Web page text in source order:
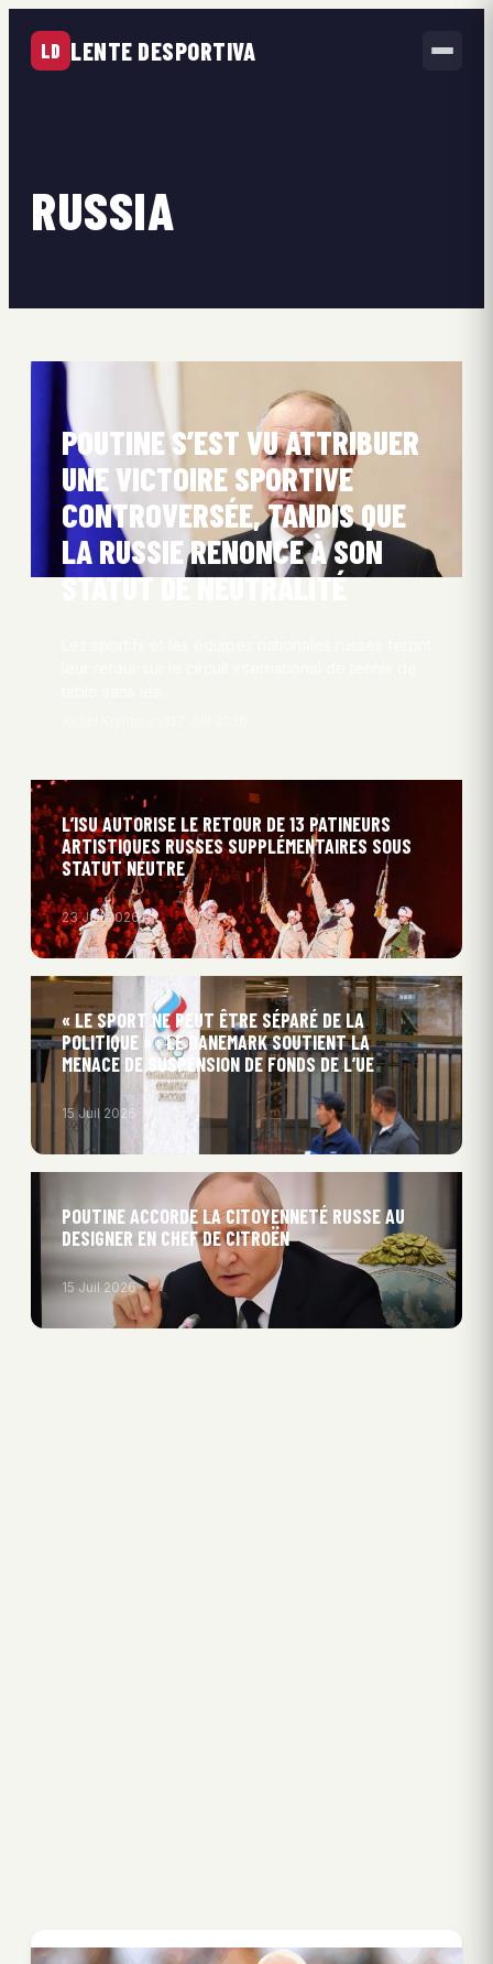
LD LENTE DESPORTIVA
RUSSIA
POUTINE S’EST VU ATTRIBUER
UNE VICTOIRE SPORTIVE
CONTROVERSÉE, TANDIS QUE
LA RUSSIE RENONCE À SON
STATUT DE NEUTRALITÉ
L’ISU AUTORISE LE RETOUR DE 13 PATINEURS
ARTISTIQUES RUSSES SUPPLÉMENTAIRES SOUS
STATUT NEUTRE
23 Juil 2026
« LE SPORT NE PEUT ÊTRE SÉPARÉ DE LA
POLITIQUE » : LE DANEMARK SOUTIENT LA
MENACE DE SUSPENSION DE FONDS DE L’UE
15 Juil 2026
POUTINE ACCORDE LA CITOYENNETÉ RUSSE AU
DESIGNER EN CHEF DE CITROËN
15 Juil 2026